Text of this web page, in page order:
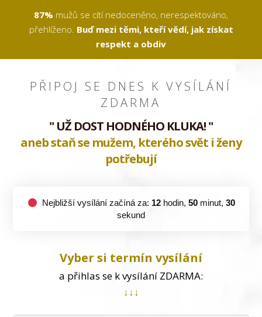
87% mužů se cítí nedoceněno, nerespektováno,
přehlíženo. Buď mezi těmi, kteří vědí, jak získat
respekt a obdiv
PŘIPOJ SE DNES K VYSÍLÁNÍ
ZDARMA
" UŽ DOST HODNÉHO KLUKA! "
aneb staň se mužem, kterého svět i ženy
potřebují
Nejbližší vysílání začíná za: 12hodin, 50minut, 30
sekund
Vyber si termín vysílání
a přihlas se k vysílání ZDARMA:
↓↓↓